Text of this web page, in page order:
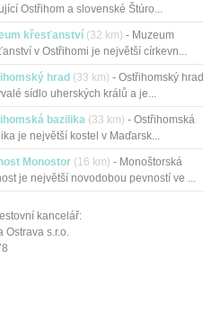
Ostřihom a slovenské Štúro...
křesťanství (32 km) - Muzeum
v Ostřihomi je největší církevn...
hrad (33 km) - Ostřihomský hrad
sídlo uherských králů a je...
bazilika (33 km) - Ostřihomská
je největší kostel v Maďarsk...
Monostor (16 km) - Monoštorská
je největší novodobou pevností ve ...
kancelář:
Ostrava s.r.o.